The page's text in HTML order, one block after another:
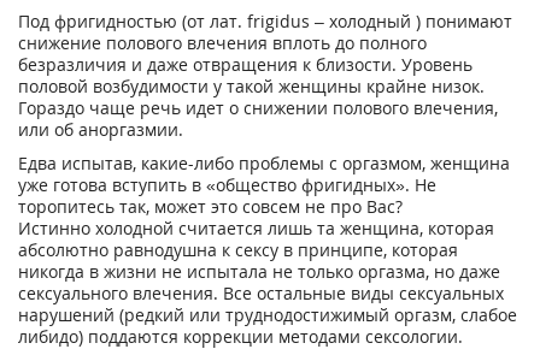
Под фригидностью (от лат. frigidus – холодный ) понимают
снижение полового влечения вплоть до полного
безразличия и даже отвращения к близости. Уровень
половой возбудимости у такой женщины крайне низок.
Гораздо чаще речь идет о снижении полового влечения,
или об аноргазмии.
Едва испытав, какие-либо проблемы с оргазмом, женщина
уже готова вступить в «общество фригидных». Не
торопитесь так, может это совсем не про Вас?
Истинно холодной считается лишь та женщина, которая
абсолютно равнодушна к сексу в принципе, которая
никогда в жизни не испытала не только оргазма, но даже
сексуального влечения. Все остальные виды сексуальных
нарушений (редкий или труднодостижимый оргазм, слабое
либидо) поддаются коррекции методами сексологии.